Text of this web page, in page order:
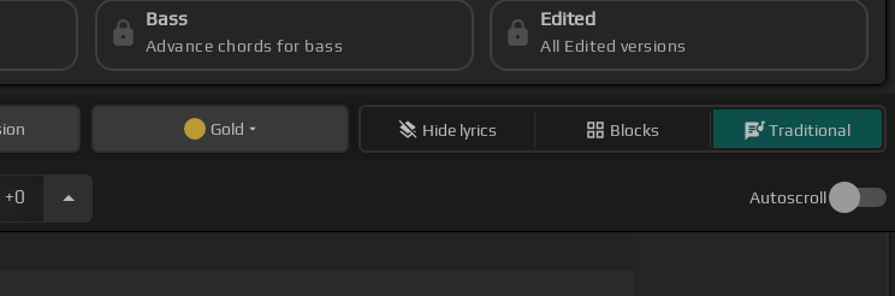
Bass
Advance chords for bass
Edited
All Edited versions
Gold Hide lyrics Blocks Traditional
+0 Autoscroll